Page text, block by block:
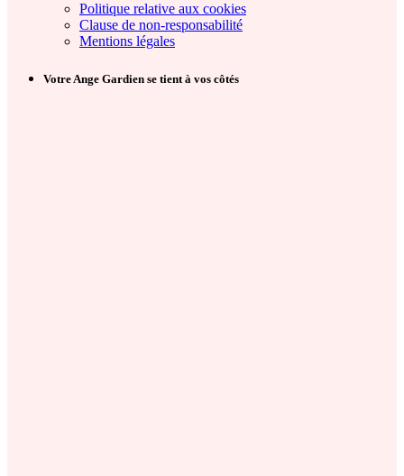
Politique relative aux cookies
Clause de non-responsabilité
Mentions légales
Votre Ange Gardien se tient à vos côtés